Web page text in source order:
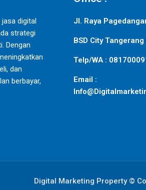
digital
strategi
Dengan
dan
berbayar,
Jl. Raya
BSD City
Telp/WA :
Email :
Digital Marketing Property ©